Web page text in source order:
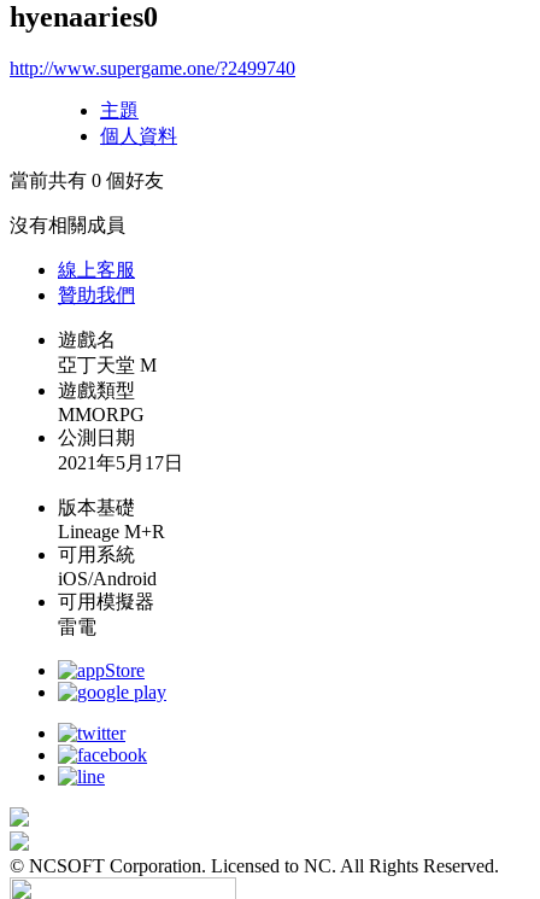
hyenaaries0
http://www.supergame.one/?2499740
主題
個人資料
當前共有 0 個好友
沒有相關成員
線上客服
贊助我們
遊戲名
亞丁天堂 M
遊戲類型
MMORPG
公測日期
2021年5月17日
版本基礎
Lineage M+R
可用系統
iOS/Android
可用模擬器
雷電
© NCSOFT Corporation. Licensed to NC. All Rights Reserved.